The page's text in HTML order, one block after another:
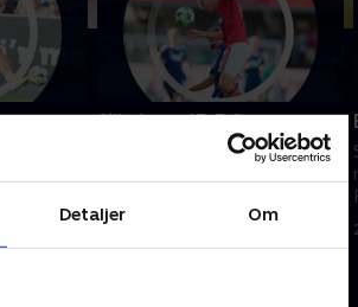
Detaljer Om
Silkeborg IF-F.C.
København.
2. august 2026 • 5 min